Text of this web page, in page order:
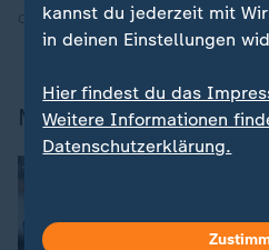
Quelle: dpa, SID, ZDF
Mehr zu den DFB-
von Frank Hellmann
kannst du jederzeit mit
in deinen Einstellungen
Hier findest du das
Weitere Informationen
Datenschutzerklärung.